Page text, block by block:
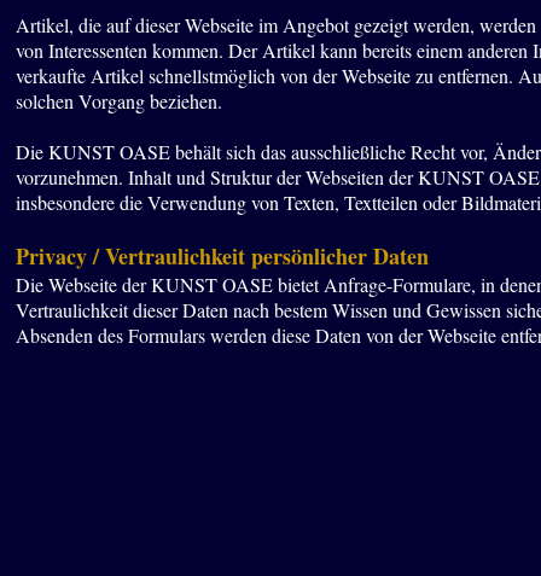
Artikel, die auf dieser Webseite im Angebot gezeigt werden,
von Interessenten kommen. Der Artikel kann bereits einem
verkaufte Artikel schnellstmöglich von der Webseite zu entfernen.
solchen Vorgang beziehen.
Die KUNST OASE behält sich das ausschließliche Recht vor,
vorzunehmen. Inhalt und Struktur der Webseiten der KUNST
insbesondere die Verwendung von Texten, Textteilen oder
Privacy / Vertraulichkeit persönlicher Daten
Die Webseite der KUNST OASE bietet Anfrage-Formulare, in
Vertraulichkeit dieser Daten nach bestem Wissen und Gewissen
Absenden des Formulars werden diese Daten von der Webseite